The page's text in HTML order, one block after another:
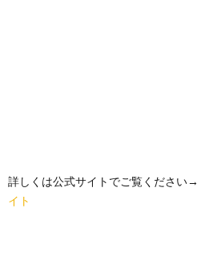
詳しくは公式サイトでご覧ください→
イト